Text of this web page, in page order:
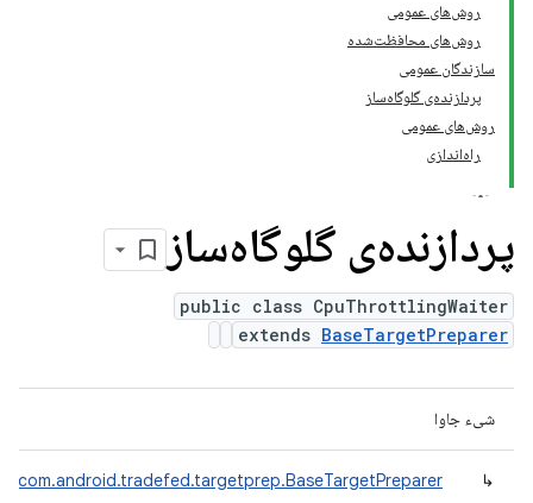
روش‌های عمومی
روش‌های محافظت‌شده
سازندگان عمومی
پردازنده‌ی گلوگاه‌ساز
روش‌های عمومی
راه‌اندازی
پردازنده‌ی گلوگاه‌ساز
public class CpuThrottlingWaiter
extends BaseTargetPreparer
شیء جاوا
↳
com.android.tradefed.targetprep.BaseTargetPreparer